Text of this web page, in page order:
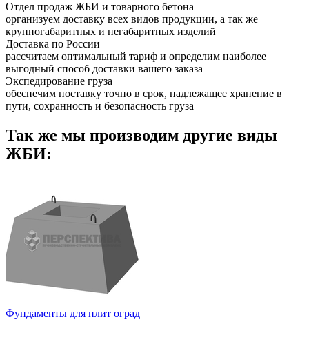
Отдел продаж ЖБИ и товарного бетона
организуем доставку всех видов продукции, а так же
крупногабаритных и негабаритных изделий
Доставка по России
рассчитаем оптимальный тариф и определим наиболее
выгодный способ доставки вашего заказа
Экспедирование груза
обеспечим поставку точно в срок, надлежащее хранение в
пути, сохранность и безопасность груза
Так же мы производим другие виды
ЖБИ:
Фундаменты для плит оград